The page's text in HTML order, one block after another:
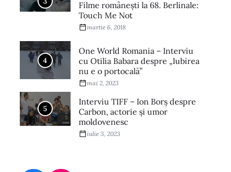
Filme româneşti la 68. Berlinale:
Touch Me Not
martie 6, 2018
4
One World Romania – Interviu
cu Otilia Babara despre „Iubirea
nu e o portocală”
mai 2, 2023
5
Interviu TIFF – Ion Borș despre
Carbon, actorie și umor
moldovenesc
iulie 3, 2023